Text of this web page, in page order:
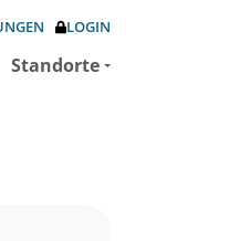
LOGIN
Standorte